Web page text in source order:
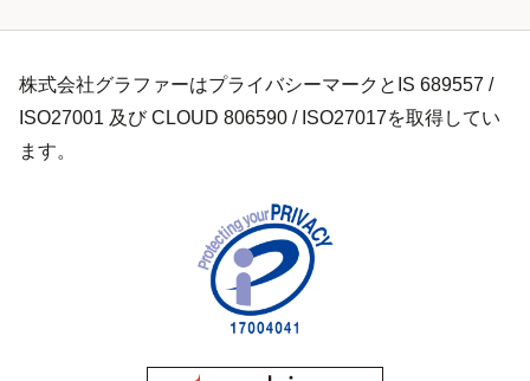
株式会社グラファーはプライバシーマークとIS 689557 /
ISO27001 及び CLOUD 806590 / ISO27017を取得してい
ます。